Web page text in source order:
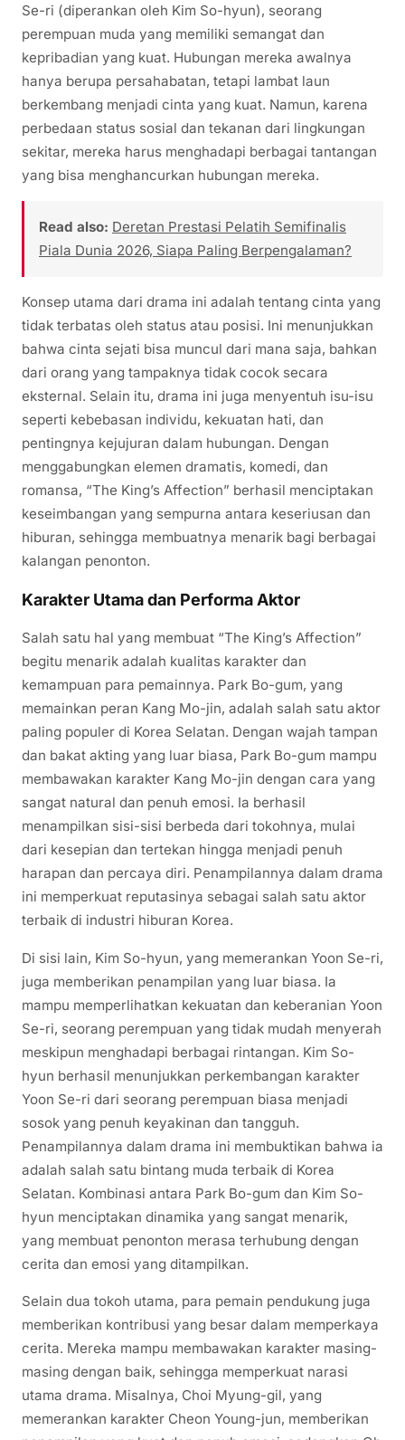
Se-ri (diperankan oleh Kim So-hyun), seorang
perempuan muda yang memiliki semangat dan
kepribadian yang kuat. Hubungan mereka awalnya
hanya berupa persahabatan, tetapi lambat laun
berkembang menjadi cinta yang kuat. Namun, karena
perbedaan status sosial dan tekanan dari lingkungan
sekitar, mereka harus menghadapi berbagai tantangan
yang bisa menghancurkan hubungan mereka.
Read also: Deretan Prestasi Pelatih Semifinalis
Piala Dunia 2026, Siapa Paling Berpengalaman?
Konsep utama dari drama ini adalah tentang cinta yang
tidak terbatas oleh status atau posisi. Ini menunjukkan
bahwa cinta sejati bisa muncul dari mana saja, bahkan
dari orang yang tampaknya tidak cocok secara
eksternal. Selain itu, drama ini juga menyentuh isu-isu
seperti kebebasan individu, kekuatan hati, dan
pentingnya kejujuran dalam hubungan. Dengan
menggabungkan elemen dramatis, komedi, dan
romansa, “The King’s Affection” berhasil menciptakan
keseimbangan yang sempurna antara keseriusan dan
hiburan, sehingga membuatnya menarik bagi berbagai
kalangan penonton.
Karakter Utama dan Performa Aktor
Salah satu hal yang membuat “The King’s Affection”
begitu menarik adalah kualitas karakter dan
kemampuan para pemainnya. Park Bo-gum, yang
memainkan peran Kang Mo-jin, adalah salah satu aktor
paling populer di Korea Selatan. Dengan wajah tampan
dan bakat akting yang luar biasa, Park Bo-gum mampu
membawakan karakter Kang Mo-jin dengan cara yang
sangat natural dan penuh emosi. Ia berhasil
menampilkan sisi-sisi berbeda dari tokohnya, mulai
dari kesepian dan tertekan hingga menjadi penuh
harapan dan percaya diri. Penampilannya dalam drama
ini memperkuat reputasinya sebagai salah satu aktor
terbaik di industri hiburan Korea.
Di sisi lain, Kim So-hyun, yang memerankan Yoon Se-ri,
juga memberikan penampilan yang luar biasa. Ia
mampu memperlihatkan kekuatan dan keberanian Yoon
Se-ri, seorang perempuan yang tidak mudah menyerah
meskipun menghadapi berbagai rintangan. Kim So-
hyun berhasil menunjukkan perkembangan karakter
Yoon Se-ri dari seorang perempuan biasa menjadi
sosok yang penuh keyakinan dan tangguh.
Penampilannya dalam drama ini membuktikan bahwa ia
adalah salah satu bintang muda terbaik di Korea
Selatan. Kombinasi antara Park Bo-gum dan Kim So-
hyun menciptakan dinamika yang sangat menarik,
yang membuat penonton merasa terhubung dengan
cerita dan emosi yang ditampilkan.
Selain dua tokoh utama, para pemain pendukung juga
memberikan kontribusi yang besar dalam memperkaya
cerita. Mereka mampu membawakan karakter masing-
masing dengan baik, sehingga memperkuat narasi
utama drama. Misalnya, Choi Myung-gil, yang
memerankan karakter Cheon Young-jun, memberikan